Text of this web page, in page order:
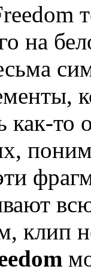
на
как-то
клип